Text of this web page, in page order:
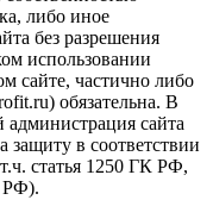
либо иное
без разрешения
использовании
сайте, частично либо
обязательна. В
сайта
защиту в соответствии
статья 1250 ГК РФ,
РФ).